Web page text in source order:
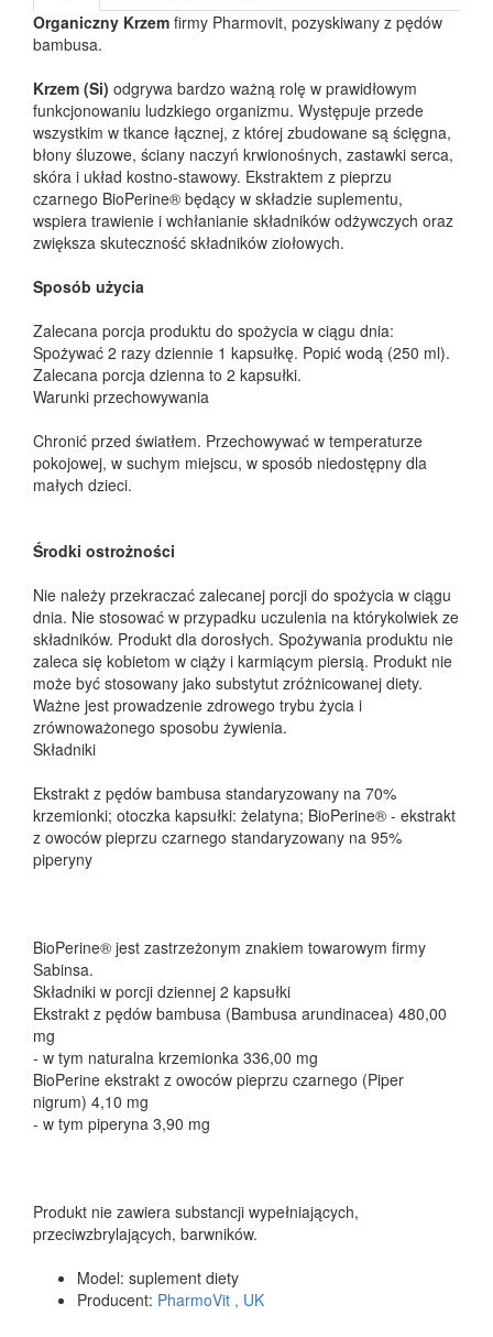
Organiczny Krzem firmy Pharmovit, pozyskiwany z pędów
bambusa.
Krzem (Si) odgrywa bardzo ważną rolę w prawidłowym
funkcjonowaniu ludzkiego organizmu. Występuje przede
wszystkim w tkance łącznej, z której zbudowane są ścięgna,
błony śluzowe, ściany naczyń krwionośnych, zastawki serca,
skóra i układ kostno-stawowy. Ekstraktem z pieprzu
czarnego BioPerine® będący w składzie suplementu,
wspiera trawienie i wchłanianie składników odżywczych oraz
zwiększa skuteczność składników ziołowych.
Sposób użycia
Zalecana porcja produktu do spożycia w ciągu dnia:
Spożywać 2 razy dziennie 1 kapsułkę. Popić wodą (250 ml).
Zalecana porcja dzienna to 2 kapsułki.
Warunki przechowywania
Chronić przed światłem. Przechowywać w temperaturze
pokojowej, w suchym miejscu, w sposób niedostępny dla
małych dzieci.
Środki ostrożności
Nie należy przekraczać zalecanej porcji do spożycia w ciągu
dnia. Nie stosować w przypadku uczulenia na którykolwiek ze
składników. Produkt dla dorosłych. Spożywania produktu nie
zaleca się kobietom w ciąży i karmiącym piersią. Produkt nie
może być stosowany jako substytut zróżnicowanej diety.
Ważne jest prowadzenie zdrowego trybu życia i
zrównoważonego sposobu żywienia.
Składniki
Ekstrakt z pędów bambusa standaryzowany na 70%
krzemionki; otoczka kapsułki: żelatyna; BioPerine® - ekstrakt
z owoców pieprzu czarnego standaryzowany na 95%
piperyny
BioPerine® jest zastrzeżonym znakiem towarowym firmy
Sabinsa.
Składniki w porcji dziennej 2 kapsułki
Ekstrakt z pędów bambusa (Bambusa arundinacea) 480,00
mg
- w tym naturalna krzemionka 336,00 mg
BioPerine ekstrakt z owoców pieprzu czarnego (Piper
nigrum) 4,10 mg
- w tym piperyna 3,90 mg
Produkt nie zawiera substancji wypełniających,
przeciwzbrylających, barwników.
Model: suplement diety
Producent: PharmoVit , UK